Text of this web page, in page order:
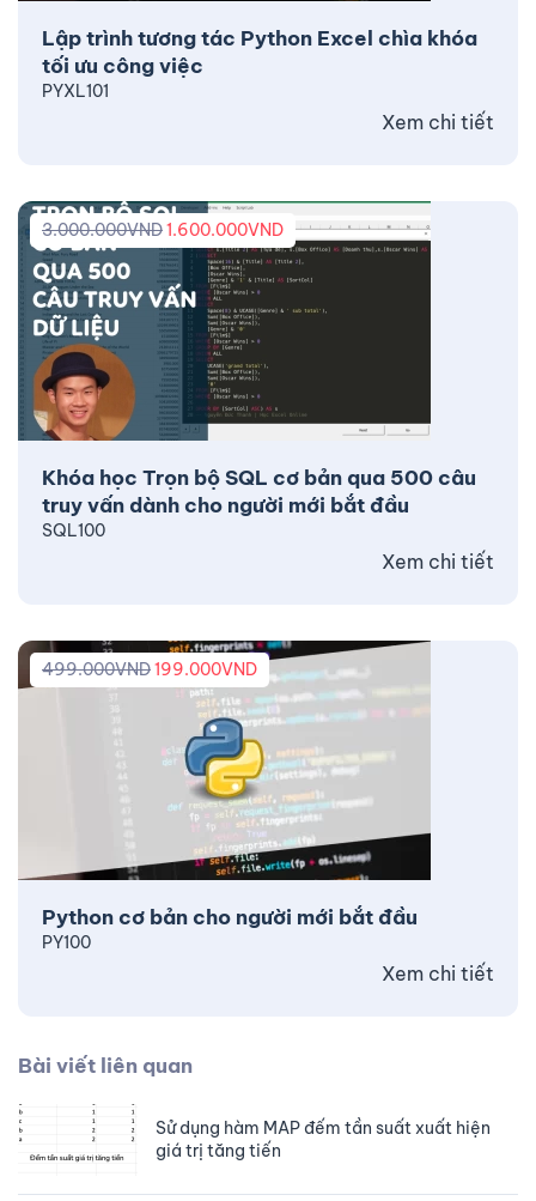
Lập trình tương tác Python Excel chìa khóa
tối ưu công việc
PYXL101
Xem chi tiết
Khóa học Trọn bộ SQL cơ bản qua 500 câu
truy vấn dành cho người mới bắt đầu
3.000.000VND1.600.000VND
SQL100
Xem chi tiết
Python cơ bản cho người mới bắt đầu
499.000VND199.000VND
PY100
Xem chi tiết
Bài viết liên quan
Sử dụng hàm MAP đếm tần suất xuất hiện
giá trị tăng tiến